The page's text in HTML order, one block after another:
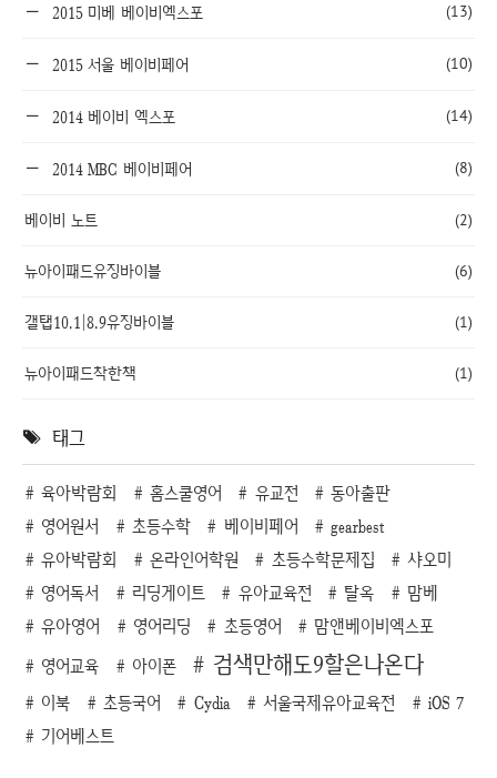
2015 미베 베이비엑스포 (13)
2015 서울 베이비페어 (10)
2014 베이비 엑스포 (14)
2014 MBC 베이비페어 (8)
베이비 노트 (2)
뉴아이패드유징바이블 (6)
갤탭10.1|8.9유징바이블 (1)
뉴아이패드착한책 (1)
태그
육아박람회 홈스쿨영어 유교전
동아출판
영어원서
초등수학 베이비페어
gearbest
유아박람회
온라인어학원 초등수학문제집
샤오미
영어독서
리딩게이트 유아교육전 탈옥
맘베
유아영어
영어리딩 초등영어
맘앤베이비엑스포
영어교육
아이폰 검색만해도9할은나온다
이북 초등국어 Cydia 서울국제유아교육전
iOS 7
기어베스트